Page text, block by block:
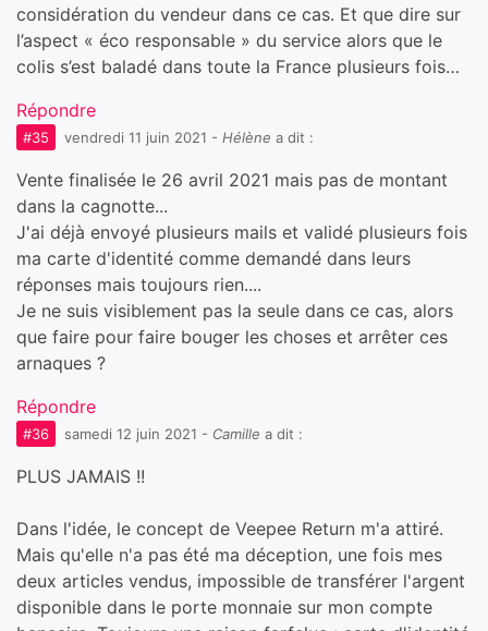
considération du vendeur dans ce cas. Et que dire sur
l’aspect « éco responsable » du service alors que le
colis s’est baladé dans toute la France plusieurs fois…
Répondre
#35 vendredi 11 juin 2021 - Hélène a dit :
Vente finalisée le 26 avril 2021 mais pas de montant
dans la cagnotte...
J'ai déjà envoyé plusieurs mails et validé plusieurs fois
ma carte d'identité comme demandé dans leurs
réponses mais toujours rien....
Je ne suis visiblement pas la seule dans ce cas, alors
que faire pour faire bouger les choses et arrêter ces
arnaques ?
Répondre
#36 samedi 12 juin 2021 - Camille a dit :
PLUS JAMAIS !!
Dans l'idée, le concept de Veepee Return m'a attiré.
Mais qu'elle n'a pas été ma déception, une fois mes
deux articles vendus, impossible de transférer l'argent
disponible dans le porte monnaie sur mon compte